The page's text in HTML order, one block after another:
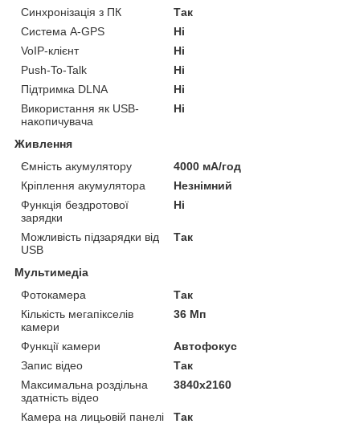
Синхронізація з ПК
Так
Система A-GPS
Ні
VoIP-клієнт
Ні
Push-To-Talk
Ні
Підтримка DLNA
Ні
Використання як USB-
накопичувача
Ні
Живлення
Ємність акумулятору
4000 мА/год
Кріплення акумулятора
Незнімний
Функція бездротової
зарядки
Ні
Можливість підзарядки від
USB
Так
Мультимедіа
Фотокамера
Так
Кількість мегапікселів
камери
36 Мп
Функції камери
Автофокус
Запис відео
Так
Максимальна роздільна
здатність відео
3840x2160
Камера на лицьовій панелі
Так